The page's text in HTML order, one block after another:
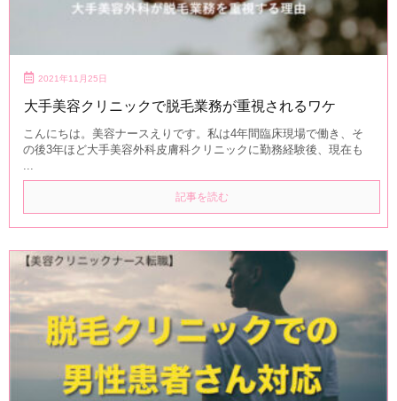
2021年11月25日
大手美容クリニックで脱毛業務が重視されるワケ
こんにちは。美容ナースえりです。私は4年間臨床現場で働き、そ
の後3年ほど大手美容外科皮膚科クリニックに勤務経験後、現在も
記事を読む